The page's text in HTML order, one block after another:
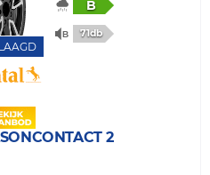
B
71db
2